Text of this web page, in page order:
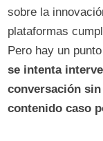
sobre la
plataformas
Pero hay un
se intenta
conversación
contenido caso